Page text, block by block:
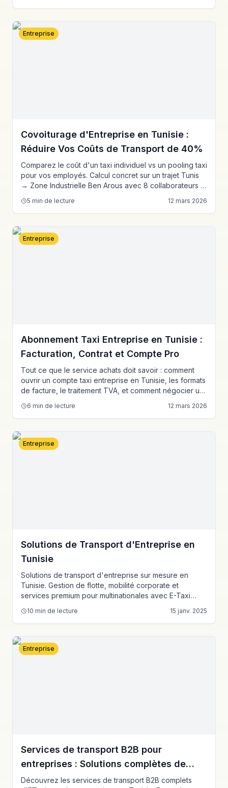
Entreprise
Covoiturage d'Entreprise en Tunisie :
Réduire Vos Coûts de Transport de 40%
Comparez le coût d'un taxi individuel vs un pooling taxi
pour vos employés. Calcul concret sur un trajet Tunis
→ Zone Industrielle Ben Arous avec 8 collaborateurs et
5 min de lecture 12 mars 2026
Entreprise
Abonnement Taxi Entreprise en Tunisie :
Facturation, Contrat et Compte Pro
Tout ce que le service achats doit savoir : comment
ouvrir un compte taxi entreprise en Tunisie, les formats
de facture, le traitement TVA, et comment négocier un
6 min de lecture 12 mars 2026
Entreprise
Solutions de Transport d'Entreprise en
Tunisie
Solutions de transport d'entreprise sur mesure en
Tunisie. Gestion de flotte, mobilité corporate et
services premium pour multinationales avec E-Taxi
10 min de lecture 15 janv. 2025
Entreprise
Services de transport B2B pour
entreprises : Solutions complètes de
transport des employés
Découvrez les services de transport B2B complets